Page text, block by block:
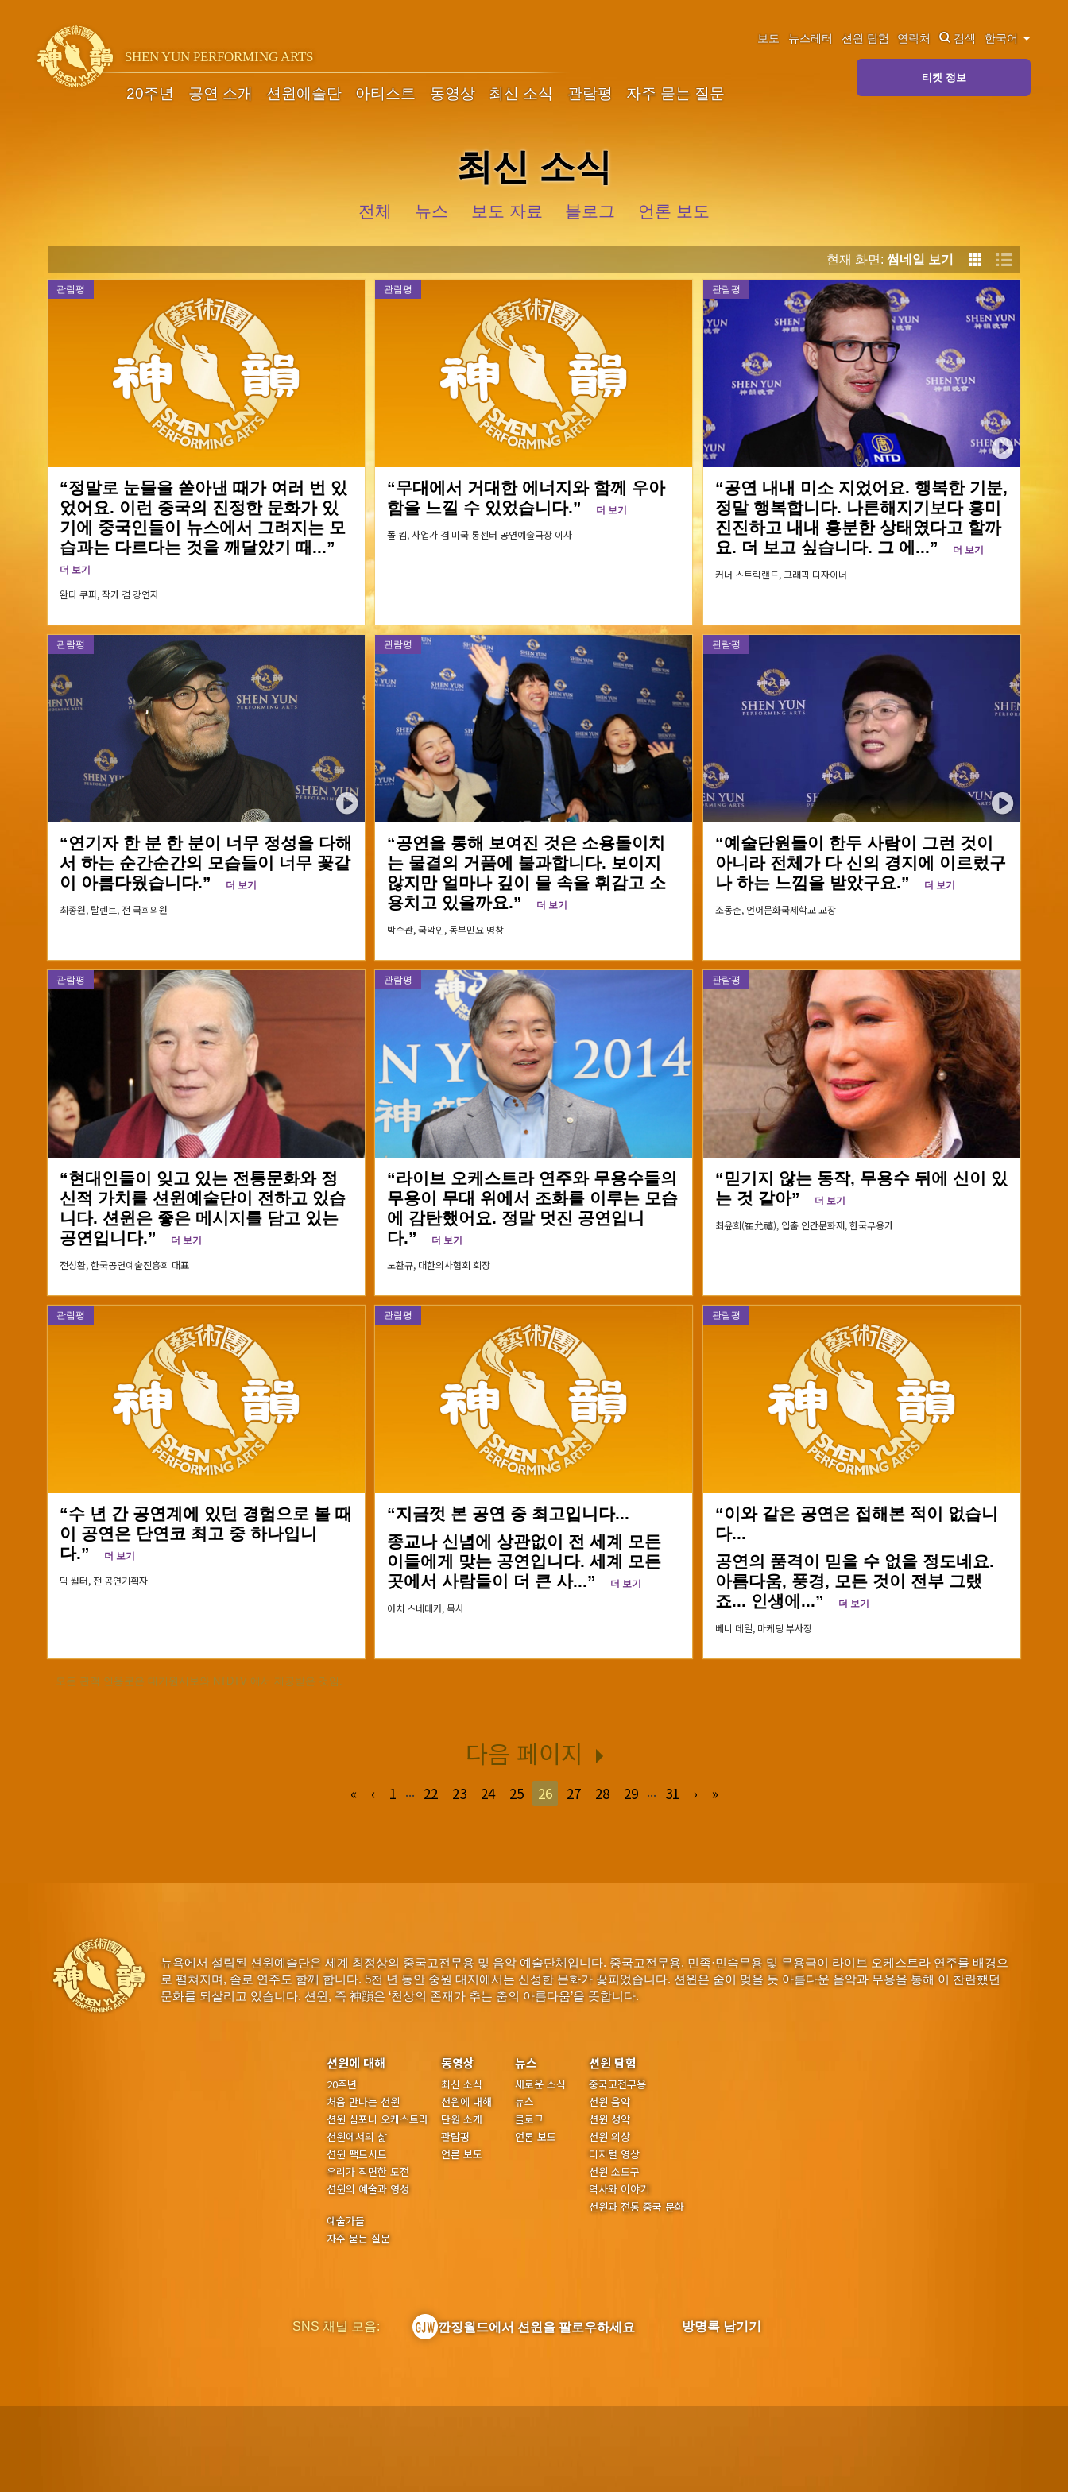
SHEN YUN PERFORMING ARTS
20주년 공연 소개 션윈예술단 아티스트 동영상 최신 소식 관람평 자주 묻는 질문
보도 뉴스레터 션윈 탐험 연락처 검색 한국어
티켓 정보
최신 소식
전체 뉴스 보도 자료 블로그 언론 보도
현재 화면: 썸네일 보기
관람평
“정말로 눈물을 쏟아낸 때가 여러 번 있
었어요. 이런 중국의 진정한 문화가 있
기에 중국인들이 뉴스에서 그려지는 모
습과는 다르다는 것을 깨달았기 때...”
더 보기
완다 쿠퍼,작가 겸 강연자
관람평
“무대에서 거대한 에너지와 함께 우아
함을 느낄 수 있었습니다.”
더 보기
폴 킴,사업가 겸 미국 롱센터 공연예술극장 이사
관람평
“공연 내내 미소 지었어요. 행복한 기분,
정말 행복합니다. 나른해지기보다 흥미
진진하고 내내 흥분한 상태였다고 할까
요. 더 보고 싶습니다. 그 에...”
더 보기
커너 스트릭랜드, 그래픽 디자이너
관람평
“연기자 한 분 한 분이 너무 정성을 다해
서 하는 순간순간의 모습들이 너무 꽃같
이 아름다웠습니다.”
더 보기
최종원,탈렌트, 전 국회의원
관람평
“공연을 통해 보여진 것은 소용돌이치
는 물결의 거품에 불과합니다. 보이지
않지만 얼마나 깊이 물 속을 휘감고 소
용치고 있을까요.”
더 보기
박수관,국악인, 동부민요 명창
관람평
“예술단원들이 한두 사람이 그런 것이
아니라 전체가 다 신의 경지에 이르렀구
나 하는 느낌을 받았구요.”
더 보기
조동춘, 언어문화국제학교 교장
관람평
“현대인들이 잊고 있는 전통문화와 정
신적 가치를 션윈예술단이 전하고 있습
니다. 션윈은 좋은 메시지를 담고 있는
공연입니다.”
더 보기
전성환,한국공연예술진흥회 대표
관람평
“라이브 오케스트라 연주와 무용수들의
무용이 무대 위에서 조화를 이루는 모습
에 감탄했어요. 정말 멋진 공연입니
다.”
더 보기
노환규, 대한의사협회 회장
관람평
“믿기지 않는 동작, 무용수 뒤에 신이 있
는 것 같아”
더 보기
최윤희(崔允禧), 입춤 인간문화재, 한국무용가
관람평
“수 년 간 공연계에 있던 경험으로 볼 때
이 공연은 단연코 최고 중 하나입니
다.”
더 보기
딕 월터, 전 공연기획자
관람평
“지금껏 본 공연 중 최고입니다...
종교나 신념에 상관없이 전 세계 모든
이들에게 맞는 공연입니다. 세계 모든
곳에서 사람들이 더 큰 사...”
더 보기
아치 스네데커,목사
관람평
“이와 같은 공연은 접해본 적이 없습니
다...
공연의 품격이 믿을 수 없을 정도네요.
아름다움, 풍경, 모든 것이 전부 그랬
죠... 인생에...”
더 보기
베니 데일, 마케팅 부사장
모든 관객 인용문은 대기원시보와 NTDTV 에서 제공받은 것임.
다음 페이지
« ‹ 1 ... 22 23 24 25 26 27 28 29 ... 31 › »
뉴욕에서 설립된 션윈예술단은 세계 최정상의 중국고전무용 및 음악 예술단체입니다. 중국고전무용, 민족·민속무용 및 무용극이 라이브 오케스트라 연주를 배경으
로 펼쳐지며, 솔로 연주도 함께 합니다. 5천 년 동안 중원 대지에서는 신성한 문화가 꽃피었습니다. 션윈은 숨이 멎을 듯 아름다운 음악과 무용을 통해 이 찬란했던
문화를 되살리고 있습니다. 션윈, 즉 神韻은 ‘천상의 존재가 추는 춤의 아름다움’을 뜻합니다.
션윈에 대해
20주년
처음 만나는 션윈
션윈 심포니 오케스트라
션윈에서의 삶
션윈 팩트시트
우리가 직면한 도전
션윈의 예술과 영성
예술가들
자주 묻는 질문
동영상
최신 소식
션윈에 대해
단원 소개
관람평
언론 보도
뉴스
새로운 소식
뉴스
블로그
언론 보도
션윈 탐험
중국고전무용
션윈 음악
션윈 성악
션윈 의상
디지털 영상
션윈 소도구
역사와 이야기
션윈과 전통 중국 문화
SNS 채널 모음: 깐징월드에서 션윈을 팔로우하세요 방명록 남기기